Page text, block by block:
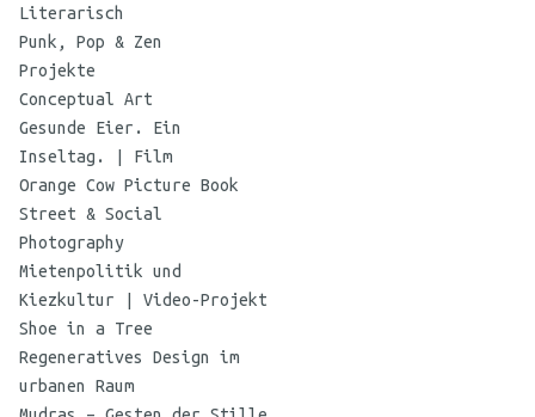
Literarisch
Punk, Pop & Zen
Projekte
Conceptual Art
Gesunde Eier. Ein
Inseltag. | Film
Orange Cow Picture Book
Street & Social
Photography
Mietenpolitik und
Kiezkultur | Video-Projekt
Shoe in a Tree
Regeneratives Design im
urbanen Raum